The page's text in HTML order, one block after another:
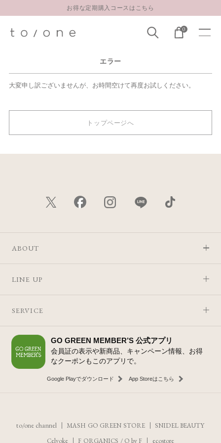
お得な定期購入コースはこちら
【重要】お盆期間中のお問い合わせと商品配送に関しまして
LINE お友達登録 500円OFFクーポンプレゼント
0
エラー
大変申し訳ございませんが、お時間空けて再度お試しください。
トップページへ
ABOUT
LINE UP
SERVICE
GO GREEN MEMBER’S 公式アプリ
会員証の表示や新商品、キャンペーン情報、お得
なクーポンもこのアプリで。
Google Playでダウンロード App Storeはこちら
to/one channel MASH GO GREEN STORE
SNIDEL BEAUTY
Celvoke
F ORGANICS / O by F ecostore